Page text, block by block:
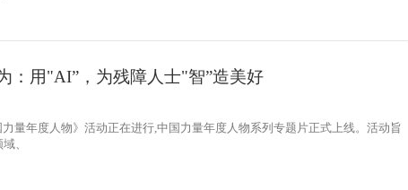
：用"AI”，为残障人士"智”造美好
量年度人物》活动正在进行,中国力量年度人物系列专题片正式上线。活动旨
、